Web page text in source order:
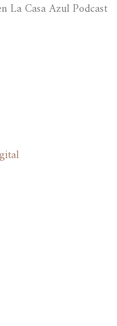
La Casa Azul Podcast